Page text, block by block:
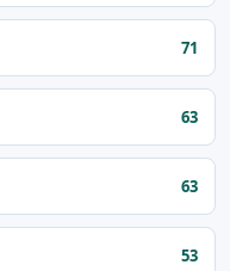
71
63
63
53